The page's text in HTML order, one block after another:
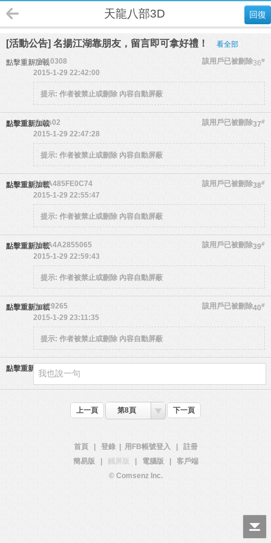
回復
天龍八部3D
[活動公告] 名揚江湖靠朋友，留言即可拿好禮！ 看全部
點擊重新加載 36#
q0010308
該用戶已被刪除
2015-1-29 22:42:00
提示: 作者被禁止或刪除 內容自動屏蔽
點擊重新加載 37#
shjes02
該用戶已被刪除
2015-1-29 22:47:28
提示: 作者被禁止或刪除 內容自動屏蔽
點擊重新加載 38#
54CA485FE0C74
該用戶已被刪除
2015-1-29 22:55:47
提示: 作者被禁止或刪除 內容自動屏蔽
點擊重新加載 39#
54CA4A2855065
該用戶已被刪除
2015-1-29 22:59:43
提示: 作者被禁止或刪除 內容自動屏蔽
點擊重新加載 40#
fzro29265
該用戶已被刪除
2015-1-29 23:11:35
提示: 作者被禁止或刪除 內容自動屏蔽
點擊重新加載
上一頁 第8頁 下一頁
首頁 登錄 用FB帳號登入
註冊
簡易版
觸屏版 電腦版
客戶端
© Comsenz Inc.